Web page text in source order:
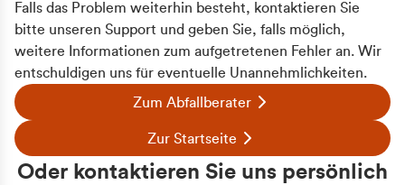
Falls das Problem weiterhin besteht, kontaktieren Sie
bitte unseren Support und geben Sie, falls möglich,
weitere Informationen zum aufgetretenen Fehler an. Wir
entschuldigen uns für eventuelle Unannehmlichkeiten.
Zum Abfallberater
Zur Startseite
Oder kontaktieren Sie uns persönlich